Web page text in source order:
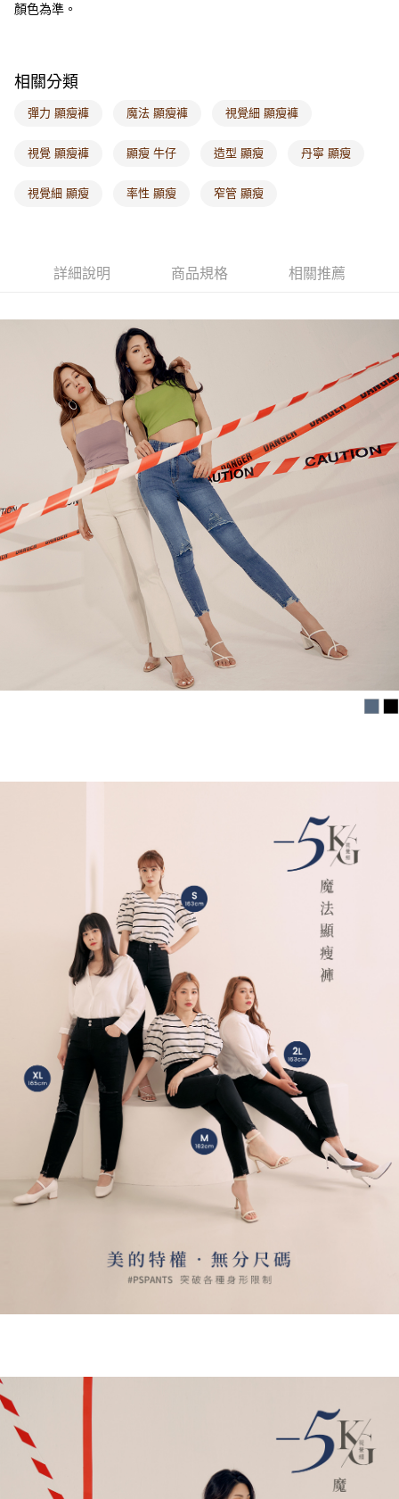
海外配送-其他亞洲地區
顏色為準。
相關分類
彈力 顯瘦褲 魔法 顯瘦褲 視覺細 顯瘦褲
視覺 顯瘦褲 顯瘦 牛仔 造型 顯瘦 丹寧 顯瘦
視覺細 顯瘦 率性 顯瘦 窄管 顯瘦
詳細說明 商品規格 相關推薦